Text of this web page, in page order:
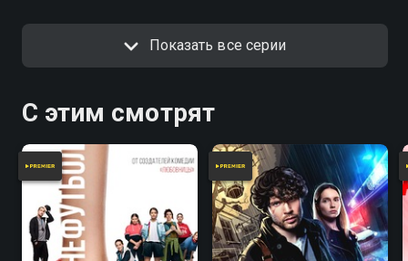
Показать все серии
С этим смотрят